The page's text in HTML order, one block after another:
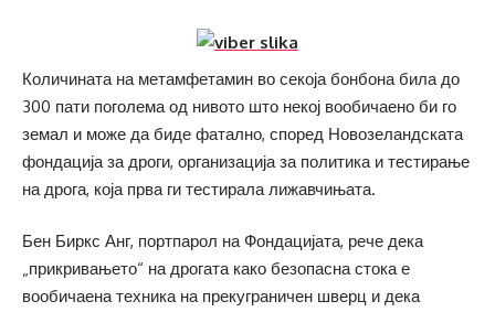
Количината на метамфетамин во секоја бонбона била до
300 пати поголема од нивото што некој вообичаено би го
земал и може да биде фатално, според Новозеландската
фондација за дроги, организација за политика и тестирање
на дрога, која прва ги тестирала лижавчињата.
Бен Биркс Анг, портпарол на Фондацијата, рече дека
„прикривањето“ на дрогата како безопасна стока е
вообичаена техника на прекуграничен шверц и дека